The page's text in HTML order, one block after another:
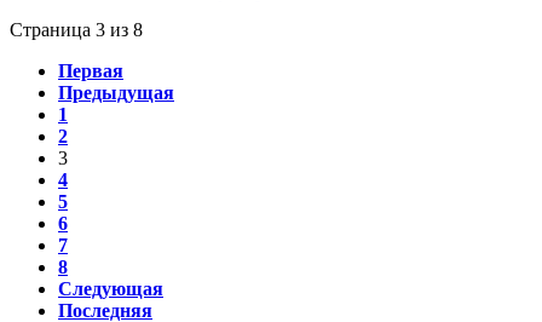
Страница 3 из 8
Первая
Предыдущая
1
2
3
4
5
6
7
8
Следующая
Последняя